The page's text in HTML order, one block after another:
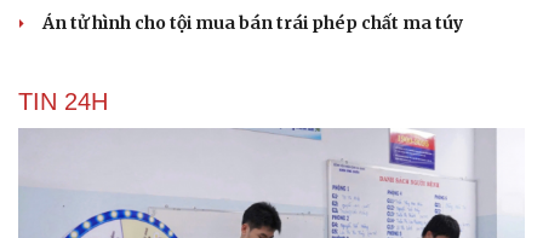
Săn Tour
Podcast
Kể chuyện cho bé
Hạt giống tâm hồn
Án tử hình cho tội mua bán trái phép chất ma túy
TIN 24H